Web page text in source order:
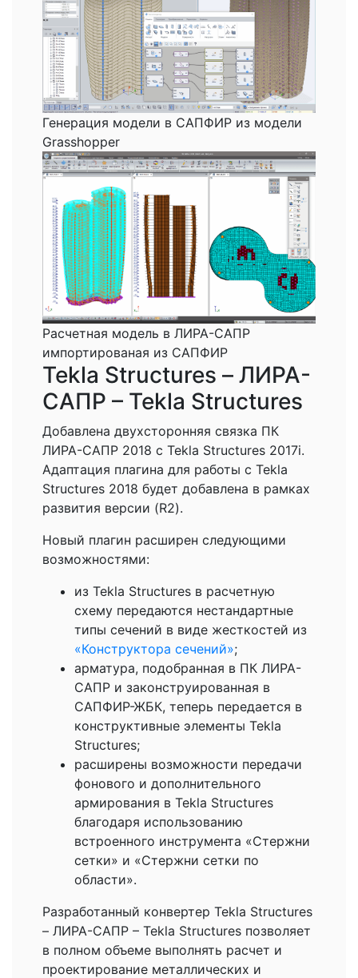
Генерация модели в САПФИР из модели
Grasshopper
Расчетная модель в ЛИРА-САПР
импортированая из САПФИР
Tekla Structures – ЛИРА-
САПР – Tekla Structures
Добавлена двухсторонняя связка ПК
ЛИРА-САПР 2018 с Tekla Structures 2017i.
Адаптация плагина для работы с Tekla
Structures 2018 будет добавлена в рамках
развития версии (R2).
Новый плагин расширен следующими
возможностями:
из Tekla Structures в расчетную
схему передаются нестандартные
типы сечений в виде жесткостей из
«Конструктора сечений»;
арматура, подобранная в ПК ЛИРА-
САПР и законструированная в
САПФИР-ЖБК, теперь передается в
конструктивные элементы Tekla
Structures;
расширены возможности передачи
фонового и дополнительного
армирования в Tekla Structures
благодаря использованию
встроенного инструмента «Стержни
сетки» и «Стержни сетки по
области».
Разработанный конвертер Tekla Structures
– ЛИРА-САПР – Tekla Structures позволяет
в полном объеме выполнять расчет и
проектирование металлических и